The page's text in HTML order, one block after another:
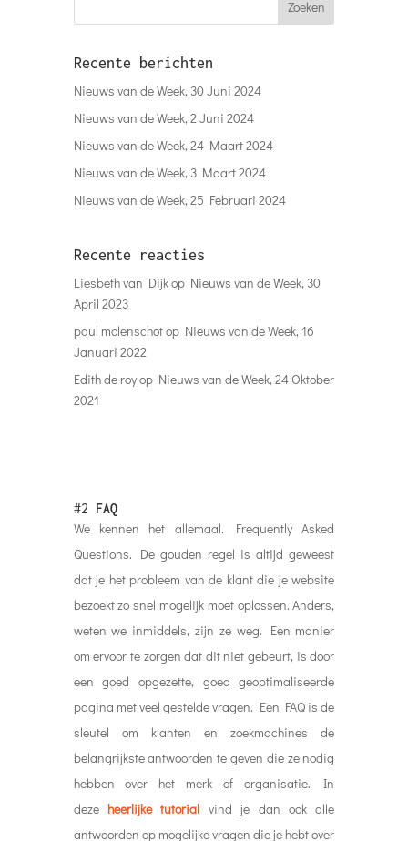
Recente berichten
Nieuws van de Week, 30 Juni 2024
Nieuws van de Week, 2 Juni 2024
Nieuws van de Week, 24 Maart 2024
Nieuws van de Week, 3 Maart 2024
Nieuws van de Week, 25 Februari 2024
Recente reacties
Liesbeth van Dijkop Nieuws van de Week, 30
April 2023
paul molenschotop Nieuws van de Week, 16
Januari 2022
Edith de royop Nieuws van de Week, 24 Oktober
2021
#2 FAQ
We kennen het allemaal. Frequently Asked
Questions. De gouden regel is altijd geweest
dat je het probleem van de klant die je website
bezoekt zo snel mogelijk moet oplossen. Anders,
weten we inmiddels, zijn ze weg. Een manier
om ervoor te zorgen dat dit niet gebeurt, is door
een goed opgezette, goed geoptimaliseerde
pagina met veel gestelde vragen. Een FAQ is de
sleutel om klanten en zoekmachines de
belangrijkste antwoorden te geven die ze nodig
hebben over het merk of organisatie. In
dezeheerlijke tutorial vind je dan ook alle
antwoorden op mogelijke vragen die je hebt over